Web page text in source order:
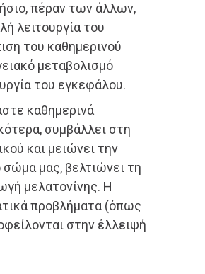
πέραν των άλλων,
λειτουργία του
του καθημερινού
μεταβολισμό
του εγκεφάλου.
καθημερινά
συμβάλλει στη
και μειώνει την
σώμα μας, βελτιώνει τη
μελατονίνης. Η
προβλήματα (όπως
στην έλλειψή